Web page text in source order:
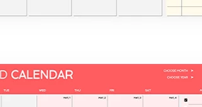
e il tuo programma! Scopri di più